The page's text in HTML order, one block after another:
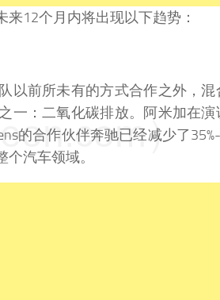
12个月内将出现以下趋势：
以前所未有的方式合作之外，混
一：二氧化碳排放。阿米加在演
的合作伙伴奔驰已经减少了
汽车领域。
）